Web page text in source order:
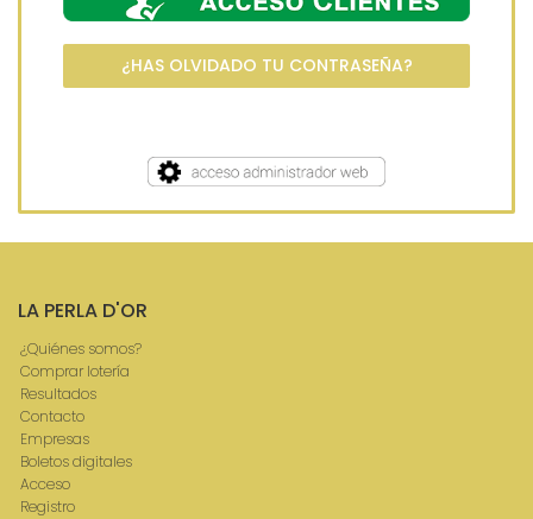
¿HAS OLVIDADO TU CONTRASEÑA?
LA PERLA D'OR
¿Quiénes somos?
Comprar lotería
Resultados
Contacto
Empresas
Boletos digitales
Acceso
Registro